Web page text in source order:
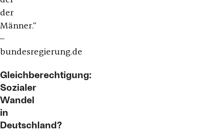
der
Männer.“
–
bundesregierung.de
Gleichberechtigung:
Sozialer
Wandel
in
Deutschland?